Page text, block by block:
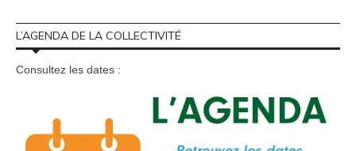
L’AGENDA DE LA COLLECTIVITÉ
Consultez les dates :